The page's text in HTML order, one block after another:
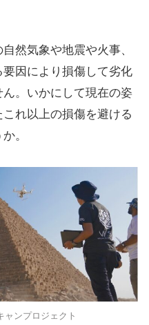
然気象や地震や火事、
因により損傷して劣化
。いかにして現在の姿
れ以上の損傷を避ける
。
ャンプロジェクト